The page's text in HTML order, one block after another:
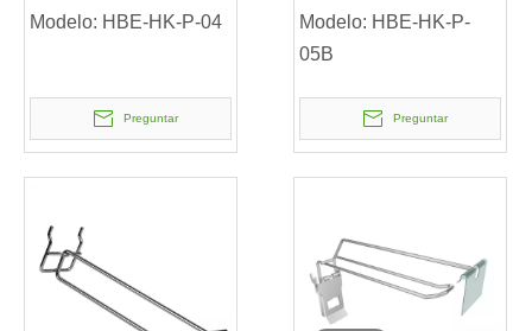
europeo con brazo
oscilante
Modelo: HBE-HK-P-04
Preguntar
Modelo: HBE-HK-P-
05B
Preguntar